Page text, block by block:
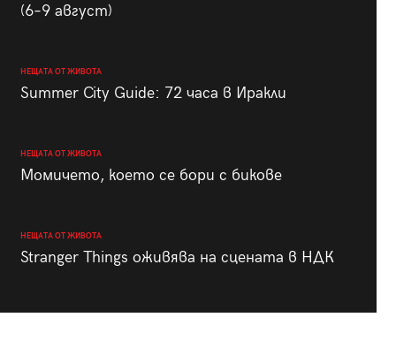
(6–9 август)
НЕЩАТА ОТ ЖИВОТА
Summer City Guide: 72 часа в Иракли
НЕЩАТА ОТ ЖИВОТА
Момичето, което се бори с бикове
НЕЩАТА ОТ ЖИВОТА
Stranger Things оживява на сцената в НДК